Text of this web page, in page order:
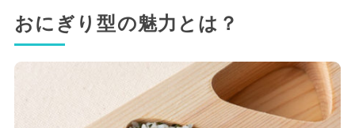
おにぎり型の魅力とは？